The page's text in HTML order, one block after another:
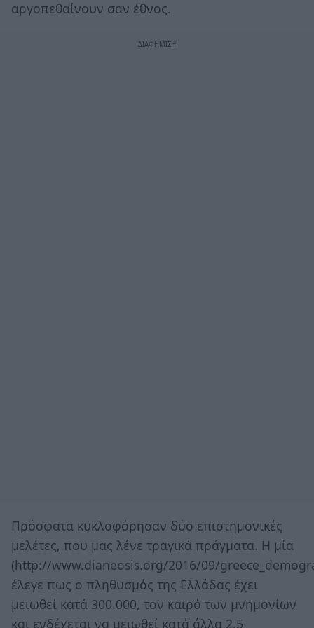
αργοπεθαίνουν σαν έθνος.
Πρόσφατα κυκλοφόρησαν δύο επιστημονικές
μελέτες, που μας λένε τραγικά πράγματα. Η μία
(http://www.dianeosis.org/2016/09/
έλεγε πως ο πληθυσμός της Ελλάδας έχει
μειωθεί κατά 300.000, τον καιρό των μνημονίων
και ενδέχεται να μειωθεί κατά άλλα 2,5